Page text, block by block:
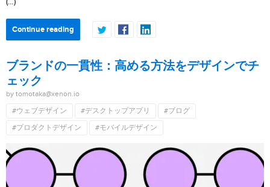
Continue reading
ブランドの一貫性：高める方法をデザインでチ
ェック
by tomotaka@xenon.io
#ウェブデザイン
#デスクトップアプリ
#ブログ
#プロダクトデザイン
#モバイルデザイン